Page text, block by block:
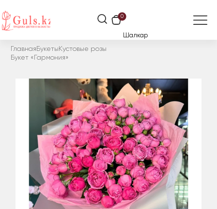
0
Шалкар
Главная Букеты Кустовые розы
Букет «Гармония»